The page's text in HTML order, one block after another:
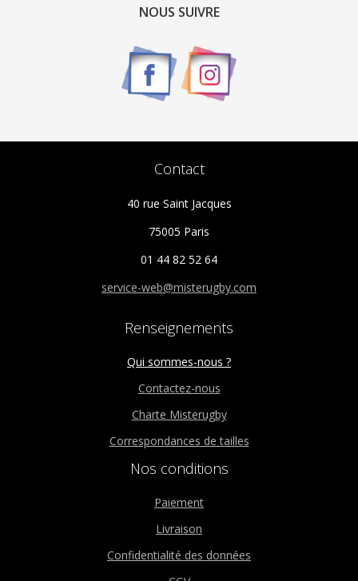
NOUS SUIVRE
Contact
40 rue Saint Jacques
75005 Paris
01 44 82 52 64
service-web@misterugby.com
Renseignements
Qui sommes-nous ?
Contactez-nous
Charte Misterugby
Correspondances de tailles
Nos conditions
Paiement
Livraison
Confidentialité des données